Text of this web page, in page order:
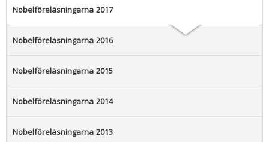
Nobelföreläsningarna 2017
Nobelföreläsningarna 2016
Nobelföreläsningarna 2015
Nobelföreläsningarna 2014
Nobelföreläsningarna 2013